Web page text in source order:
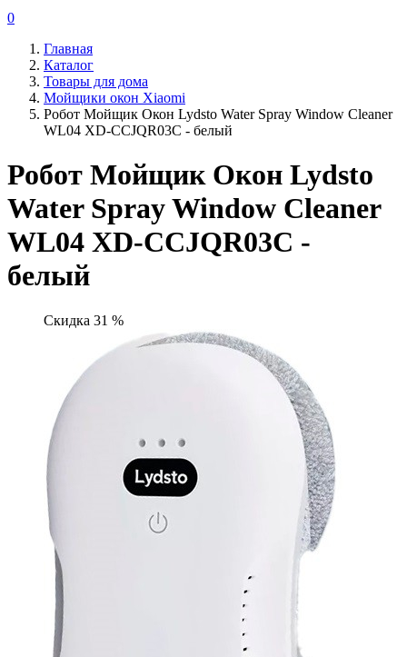
0
Главная
Каталог
Товары для дома
Мойщики окон Xiaomi
Робот Мойщик Окон Lydsto Water Spray Window Cleaner
WL04 XD-CCJQR03C - белый
Робот Мойщик Окон Lydsto
Water Spray Window Cleaner
WL04 XD-CCJQR03C -
белый
Скидка 31 %